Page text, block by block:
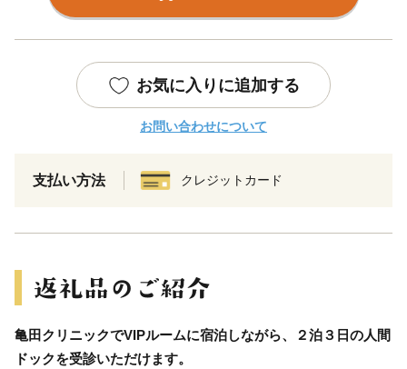
お気に入りに追加する
お問い合わせについて
支払い方法 クレジットカード
亀田クリニックでVIPルームに宿泊しながら、２泊３日の人間
ドックを受診いただけます。